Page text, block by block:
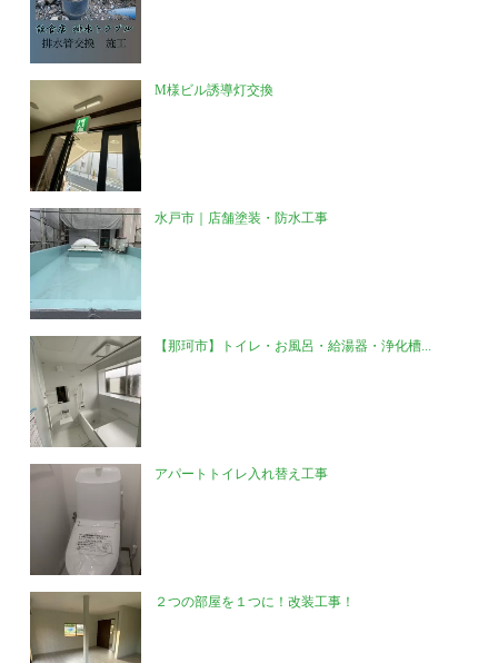
M様ビル誘導灯交換
水戸市｜店舗塗装・防水工事
【那珂市】トイレ・お風呂・給湯器・浄化槽...
アパートトイレ入れ替え工事
２つの部屋を１つに！改装工事！